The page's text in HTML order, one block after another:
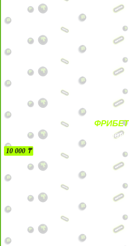
ФРИБЕТ
БЕЗ УСЛОВИЙ
10 000 ₸